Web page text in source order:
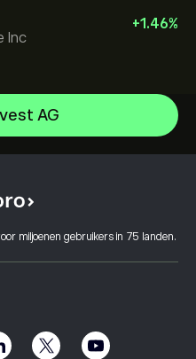
Inc
+1.46%
AG
miljoenen gebruikers in 75 landen.